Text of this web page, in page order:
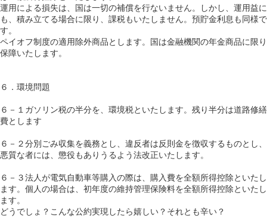
運用による損失は、国は一切の補償を行ないません。しかし、運用益に
も、積み立てる場合に限り、課税もいたしません。預貯金利息も同様で
す。
ペイオフ制度の適用除外商品とします。国は金融機関の年金商品に限り
保障いたします。
６．環境問題
６－１ガソリン税の半分を、環境税といたします。残り半分は道路修繕
費とします
６－２分別ごみ収集を義務とし、違反者は反則金を徴収するものとし、
悪質な者には、懲役もありうるよう法改正いたします。
６－３法人が電気自動車等購入の際は、購入費を全額所得控除といたし
ます。個人の場合は、初年度の維持管理保険料を全額所得控除といたし
ます。
どうでしょ？こんな公約実現したら嬉しい？それとも辛い？